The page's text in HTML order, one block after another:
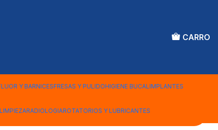
CARRO
Y BARNICESFRESAS Y PULIDOHIGIENE BUCALIMPLANTES
RADIOLOGIAROTATORIOS Y LUBRICANTES
Agregar al Carro